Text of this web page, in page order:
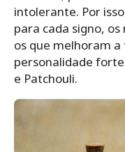
intolerante. Por
para cada signo,
os que melhoram
personalidade
e Patchouli.